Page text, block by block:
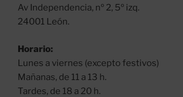
Av Independencia, nº 2, 5º izq.
24001 León.
Horario:
Lunes a viernes (excepto festivos)
Mañanas, de 11 a 13 h.
Tardes, de 18 a 20 h.